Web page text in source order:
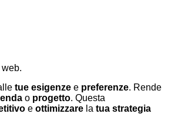
tue esigenze e preferenze. Rende
o progetto. Questa
e ottimizzare la tua strategia